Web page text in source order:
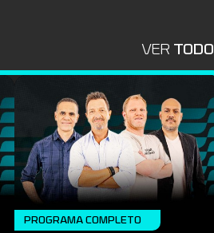
VER TODO
PROGRAMA COMPLETO